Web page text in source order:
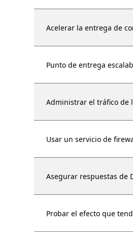
Acelerar la entrega de
Punto de entrega
Administrar el tráfico de
Usar un servicio de
Asegurar respuestas de
Probar el efecto que